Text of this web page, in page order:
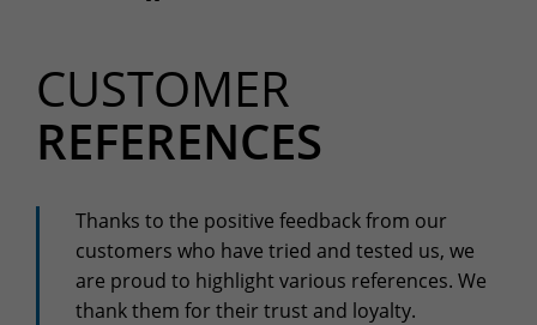
info-cpld@keyes.eu
Customer area
Access to the information area reserved for customers:
Services Center
Support for incidents & service requests
+32(0)800/12.712 (Fr)
CUSTOMER
REFERENCES
Thanks to the positive feedback from our
customers who have tried and tested us, we
are proud to highlight various references. We
thank them for their trust and loyalty.